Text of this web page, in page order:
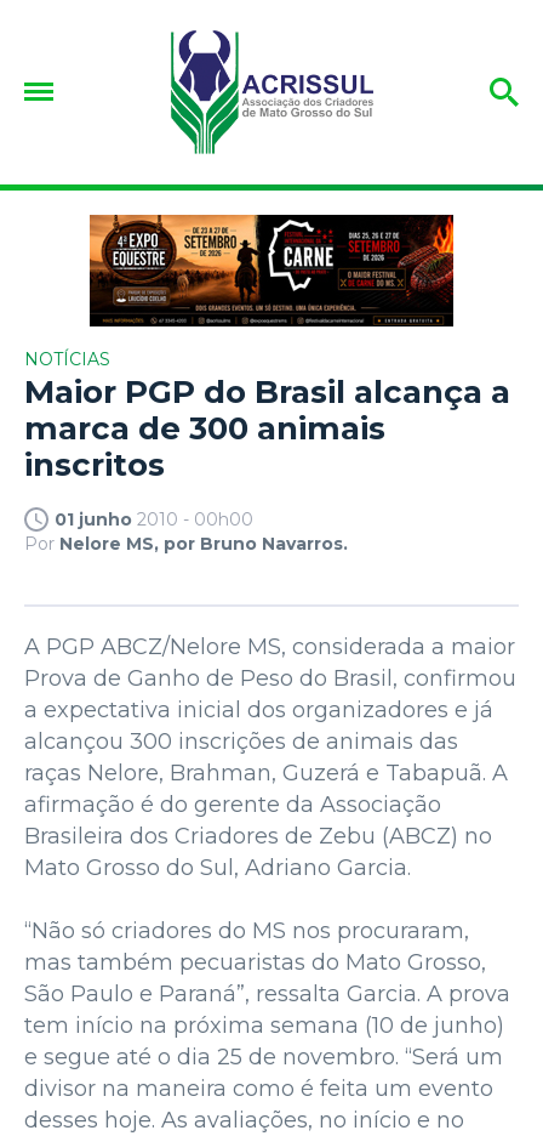
NOTÍCIAS
Maior PGP do Brasil alcança a
marca de 300 animais
01 junho 2010 - 00h00
Por Nelore MS, por Bruno Navarros.
A PGP ABCZ/Nelore MS, considerada a maior
Prova de Ganho de Peso do Brasil, confirmou
a expectativa inicial dos organizadores e já
alcançou 300 inscrições de animais das
raças Nelore, Brahman, Guzerá e Tabapuã. A
afirmação é do gerente da Associação
Brasileira dos Criadores de Zebu (ABCZ) no
Mato Grosso do Sul, Adriano Garcia.
“Não só criadores do MS nos procuraram,
mas também pecuaristas do Mato Grosso,
São Paulo e Paraná”, ressalta Garcia. A prova
tem início na próxima semana (10 de junho)
e segue até o dia 25 de novembro. “Será um
divisor na maneira como é feita um evento
desses hoje. As avaliações, no início e no